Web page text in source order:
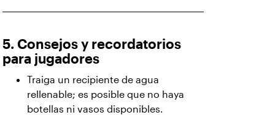
5. Consejos y recordatorios
para jugadores
Traiga un recipiente de agua
rellenable; es posible que no haya
botellas ni vasos disponibles.